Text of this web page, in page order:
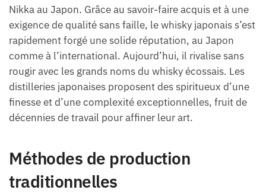
Nikka au Japon. Grâce au savoir-faire acquis et à une
exigence de qualité sans faille, le whisky japonais s’est
rapidement forgé une solide réputation, au Japon
comme à l’international. Aujourd’hui, il rivalise sans
rougir avec les grands noms du whisky écossais. Les
distilleries japonaises proposent des spiritueux d’une
finesse et d’une complexité exceptionnelles, fruit de
décennies de travail pour affiner leur art.
Méthodes de production
traditionnelles